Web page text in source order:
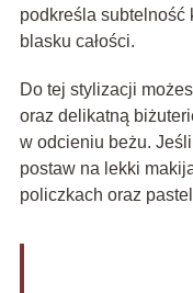
podkreśla subtelność
blasku całości.
Do tej stylizacji
oraz delikatną
w odcieniu beżu.
postaw na lekki
policzkach oraz